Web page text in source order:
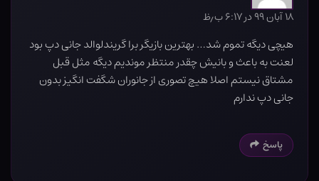
۱۸ آبان ۹۹ در ۶:۱۷ ب٫ظ
هیچی دیگه تموم شد… بهترین بازیگر برا گریندلوالد جانی دپ بود
لعنت به باعث و بانیش چقدر منتظر موندیم دیگه مثل قبل
مشتاق نیستم اصلا هیچ تصوری از جانوران شگفت انگیز بدون
جانی دپ ندارم
پاسخ